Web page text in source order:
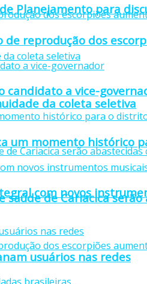
Planejamento para
da coleta seletiva
de Cariacica
reprodução dos
candidato a vice-
um momento histórico
com novos
usuários nas redes